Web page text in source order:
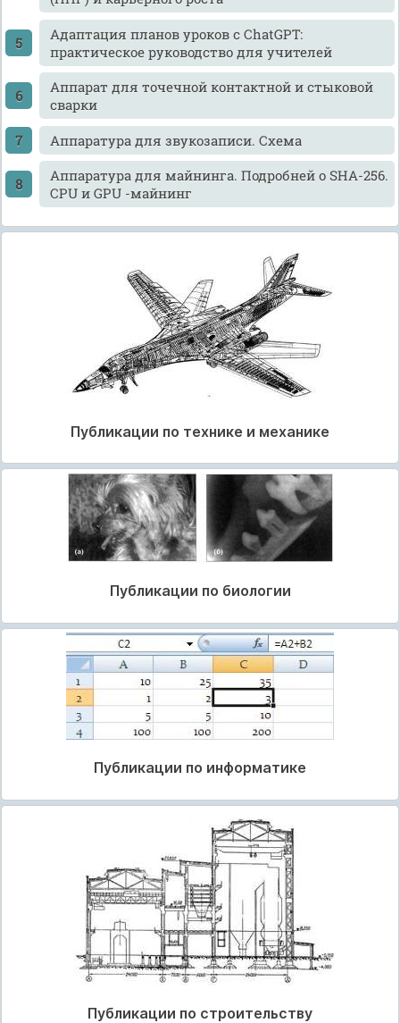
Адаптация планов уроков с ChatGPT:
практическое руководство для учителей
Аппарат для точечной контактной и стыковой
сварки
Аппаратура для звукозаписи. Схема
Аппаратура для майнинга. Подробней о SHA-256.
CPU и GPU -майнинг
Публикации по технике и механике
Публикации по биологии
Публикации по информатике
Публикации по строительству